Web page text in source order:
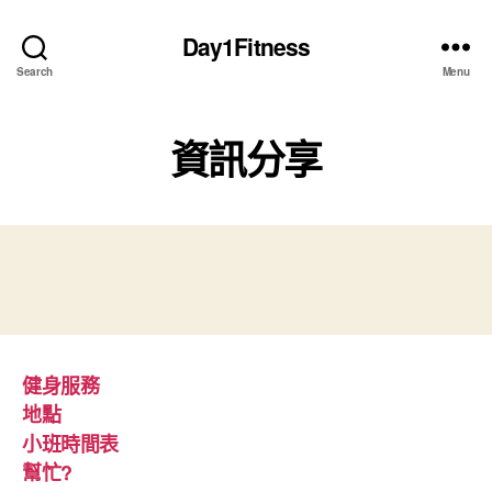
Search
Day1Fitness
Menu
資訊分享
健身服務
地點
小班時間表
幫忙?